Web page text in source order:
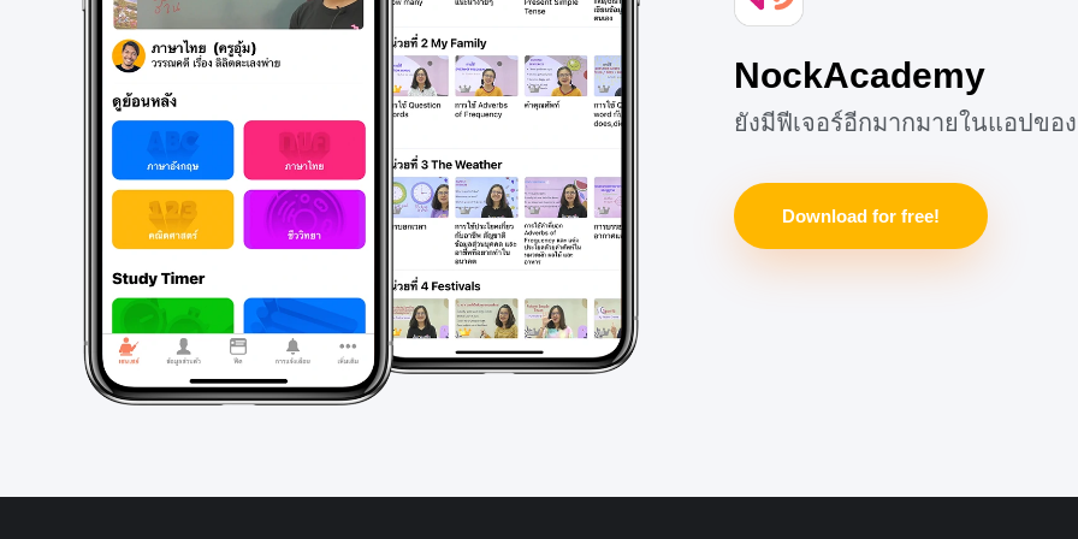
NockAcademy
ยังมีฟีเจอร์อีกมากมายในแอปของ
Download for free!